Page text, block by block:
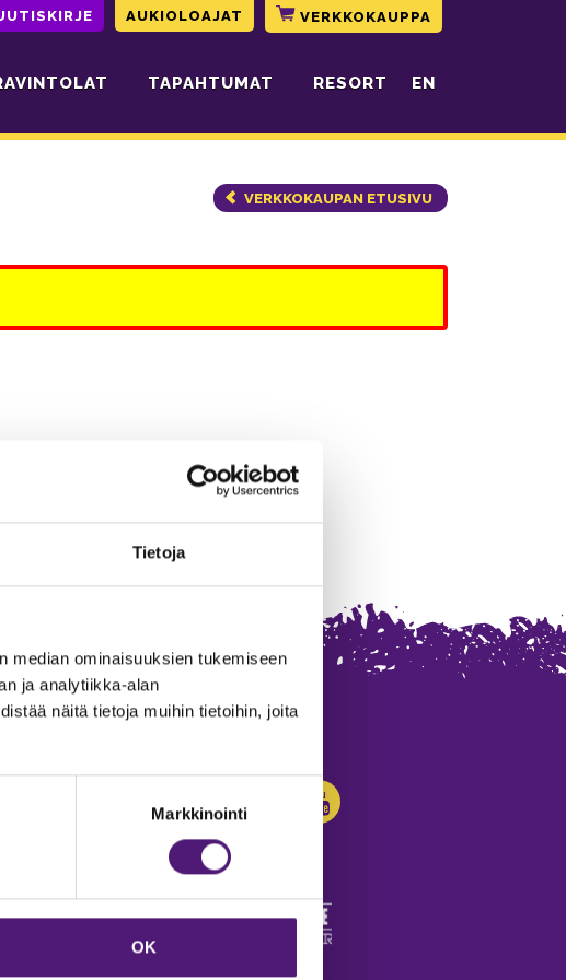
Tietoja
median ominaisuuksien tukemiseen
ja analytiikka-alan
näitä tietoja muihin tietoihin, joita
Markkinointi
OK
AUKIOLOAJAT VERKKOKAUPPA
TAPAHTUMAT RESORT EN
VERKKOKAUPAN ETUSIVU